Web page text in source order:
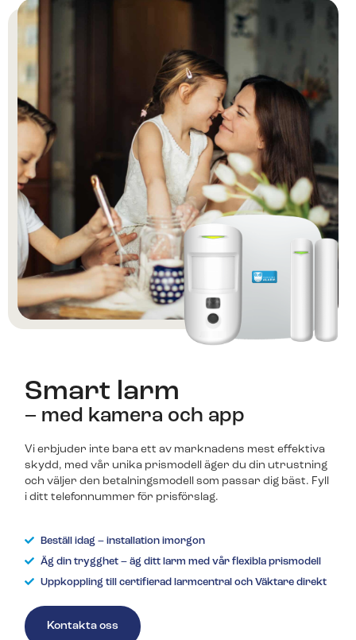
Smart larm
– med kamera och app
Vi erbjuder inte bara ett av marknadens mest effektiva
skydd, med vår unika prismodell äger du din utrustning
och väljer den betalningsmodell som passar dig bäst. Fyll
i ditt telefonnummer för prisförslag.
Beställ idag – installation imorgon
Äg din trygghet – äg ditt larm med vår flexibla prismodell
Uppkoppling till certifierad larmcentral och Väktare direkt
Kontakta oss